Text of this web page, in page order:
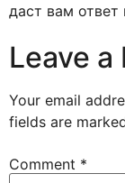
даст вам
Leave a
Your email
fields are
Comment *